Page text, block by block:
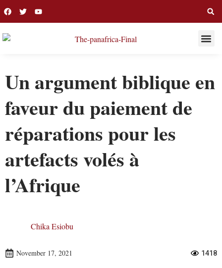
Un argument biblique en
faveur du paiement de
réparations pour les
artefacts volés à
l’Afrique
Chika Esiobu
November 17, 2021 1418